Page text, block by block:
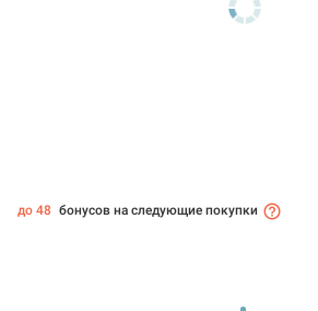
до 48 бонусов на следующие покупки